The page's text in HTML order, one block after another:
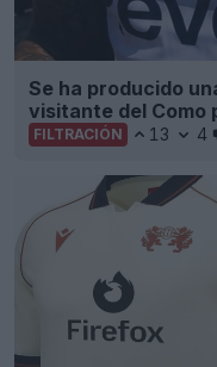
Se ha producido
visitante del Como
FILTRACIÓN 13 4